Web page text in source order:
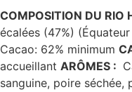
COMPOSITION DU RIO
écalées (47%)
Cacao: 62% minimum
accueillant ARÔMES :
sanguine, poire séchée,